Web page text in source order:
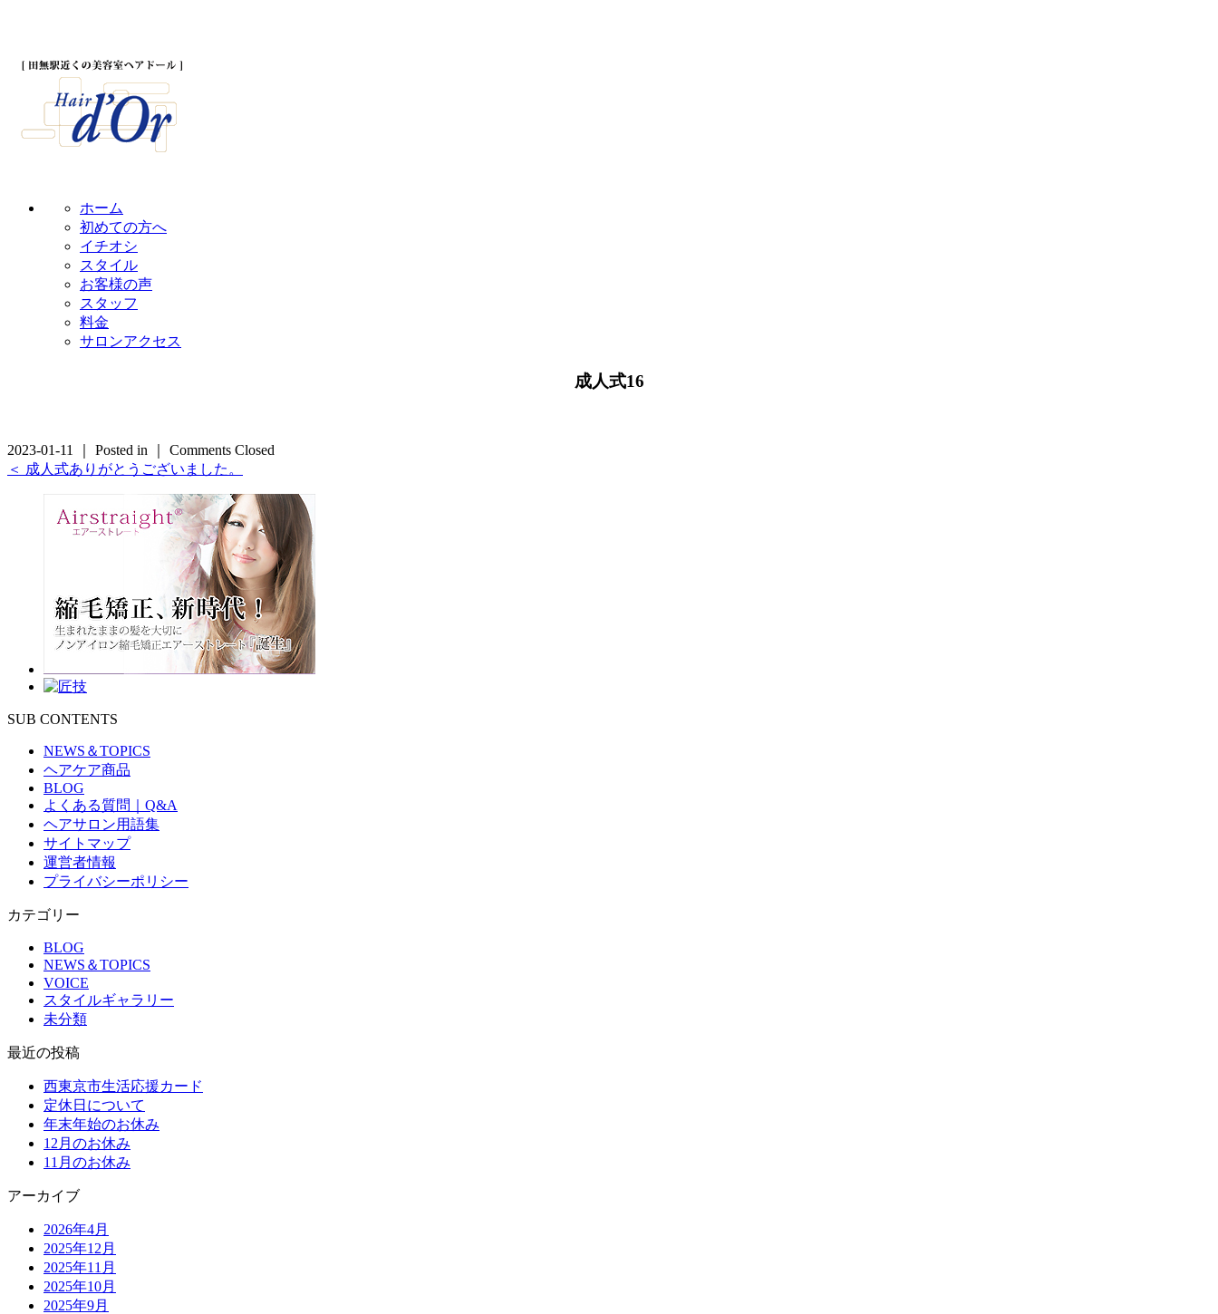
ホーム
初めての方へ
イチオシ
スタイル
お客様の声
スタッフ
料金
サロンアクセス
成人式16
2023-01-11 ｜ Posted in ｜ Comments Closed
＜ 成人式ありがとうございました。
SUB CONTENTS
NEWS＆TOPICS
ヘアケア商品
BLOG
よくある質問｜Q&A
ヘアサロン用語集
サイトマップ
運営者情報
プライバシーポリシー
カテゴリー
BLOG
NEWS＆TOPICS
VOICE
スタイルギャラリー
未分類
最近の投稿
西東京市生活応援カード
定休日について
年末年始のお休み
12月のお休み
11月のお休み
アーカイブ
2026年4月
2025年12月
2025年11月
2025年10月
2025年9月